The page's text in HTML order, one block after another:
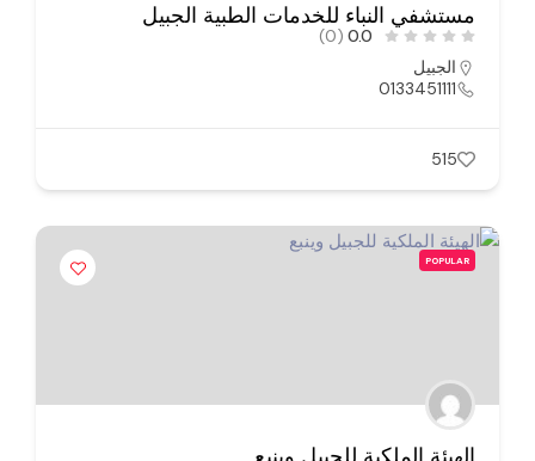
مستشفي النباء للخدمات الطبية الجبيل
0.0
(0)
الجبيل
0133451111
515
POPULAR